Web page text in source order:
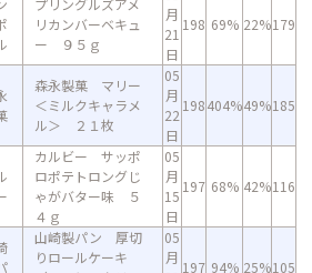
プリングルズアメ
リカンバーベキュ
ー ９５ｇ
月
21
日
198 69% 22%179
森永製菓 マリー
＜ミルクキャラメ
ル＞ ２１枚
05
月
22
日
198404%49%185
カルビー サッポ
ロポテトロングじ
ゃがバター味 ５
４ｇ
05
月
15
日
197 68% 42%116
山崎製パン 厚切
りロールケーキ
05
月
197 94% 25%105